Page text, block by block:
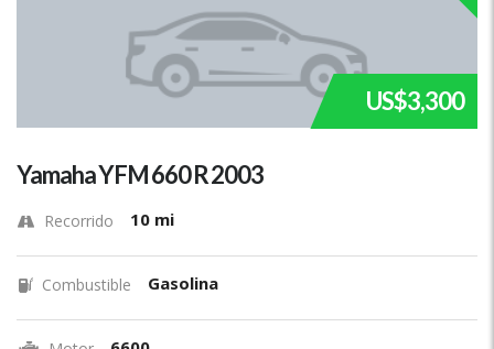
US$3,300
Yamaha YFM 660 R 2003
Recorrido 10 mi
Combustible Gasolina